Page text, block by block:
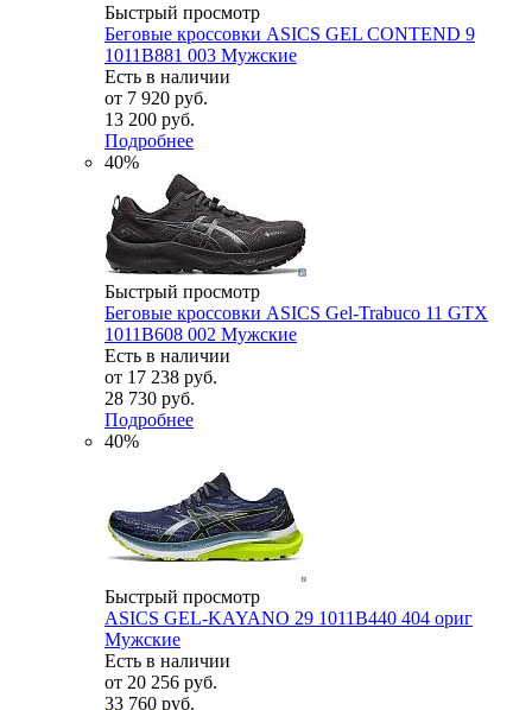
Быстрый просмотр
Беговые кроссовки ASICS GEL CONTEND 9
1011B881 003 Мужские
Есть в наличии
от 7 920 руб.
13 200 руб.
Подробнее
40%
Быстрый просмотр
Беговые кроссовки ASICS Gel-Trabuco 11 GTX
1011B608 002 Мужские
Есть в наличии
от 17 238 руб.
28 730 руб.
Подробнее
40%
Быстрый просмотр
ASICS GEL-KAYANO 29 1011B440 404 ориг
Мужские
Есть в наличии
от 20 256 руб.
33 760 руб.